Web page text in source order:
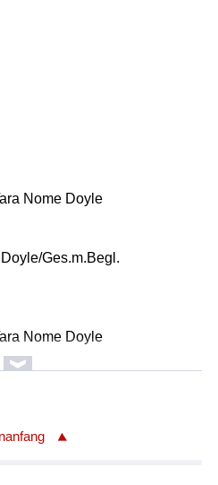
Nome Doyle
Ges.m.Begl.
Nome Doyle